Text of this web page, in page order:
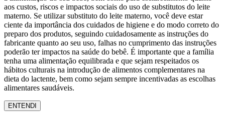
aos custos, riscos e impactos sociais do uso de substitutos do leite
materno. Se utilizar substituto do leite materno, você deve estar
ciente da importância dos cuidados de higiene e do modo correto do
preparo dos produtos, seguindo cuidadosamente as instruções do
fabricante quanto ao seu uso, falhas no cumprimento das instruções
poderão ter impactos na saúde do bebê. É importante que a família
tenha uma alimentação equilibrada e que sejam respeitados os
hábitos culturais na introdução de alimentos complementares na
dieta do lactente, bem como sejam sempre incentivadas as escolhas
alimentares saudáveis.
ENTENDI